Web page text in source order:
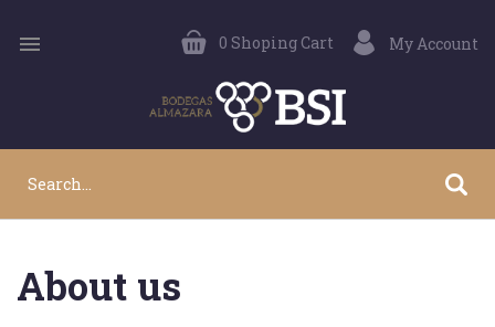
 My Account
0 Shoping Cart
About us